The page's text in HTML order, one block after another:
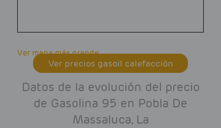
Ver mapa más grande
Ver precios gasoil calefacción
Datos de la evolución del precio
de Gasolina 95 en Pobla De
Massaluca, La